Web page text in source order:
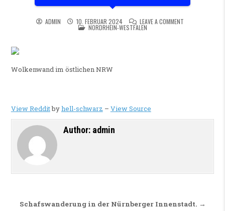
ADMIN 10. FEBRUAR 2024 LEAVE A COMMENT
POSTED IN
NORDRHEIN-WESTFALEN
Wolkenwand im östlichen NRW
View Redditbyhell-schwarz – View Source
Author: admin
Beitragsnavigation
Schafswanderung in der Nürnberger Innenstadt. →